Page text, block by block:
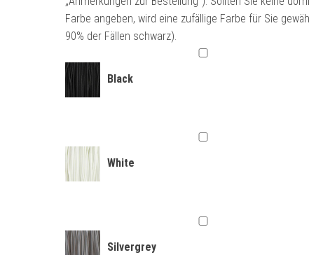
Farbe angeben, wird eine zufällige Farbe für Sie
90% der Fällen schwarz).
Black
White
Silvergrey